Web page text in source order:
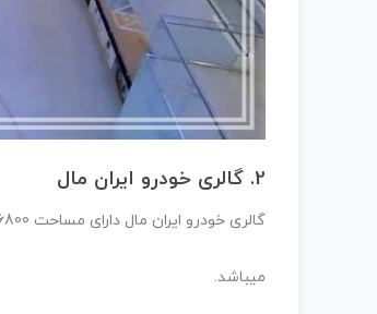
2. گالری خودرو ایران مال
گالری خودرو ایران مال دارای مساحت 6800 متر مربع است که از این میان 4000 متر مربع شامل واحد های تجاری
میباشد.